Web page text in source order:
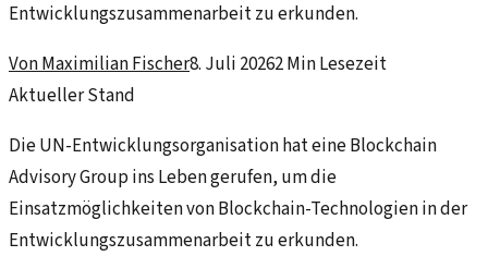
Entwicklungszusammenarbeit zu erkunden.
VonMaximilian Fischer8. Juli 20262Min Lesezeit
Aktueller Stand
Die UN-Entwicklungsorganisation hat eine Blockchain
Advisory Group ins Leben gerufen, um die
Einsatzmöglichkeiten von Blockchain-Technologien in der
Entwicklungszusammenarbeit zu erkunden.